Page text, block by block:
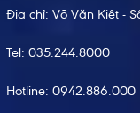
Địa chỉ: Võ Văn Kiệt -
Tel: 035.244.8000
Hotline: 0942.886.000